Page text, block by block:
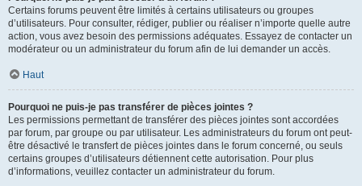
Certains forums peuvent être limités à certains utilisateurs ou groupes
d’utilisateurs. Pour consulter, rédiger, publier ou réaliser n’importe quelle autre
action, vous avez besoin des permissions adéquates. Essayez de contacter un
modérateur ou un administrateur du forum afin de lui demander un accès.
Haut
Pourquoi ne puis-je pas transférer de pièces jointes ?
Les permissions permettant de transférer des pièces jointes sont accordées
par forum, par groupe ou par utilisateur. Les administrateurs du forum ont peut-
être désactivé le transfert de pièces jointes dans le forum concerné, ou seuls
certains groupes d’utilisateurs détiennent cette autorisation. Pour plus
d’informations, veuillez contacter un administrateur du forum.